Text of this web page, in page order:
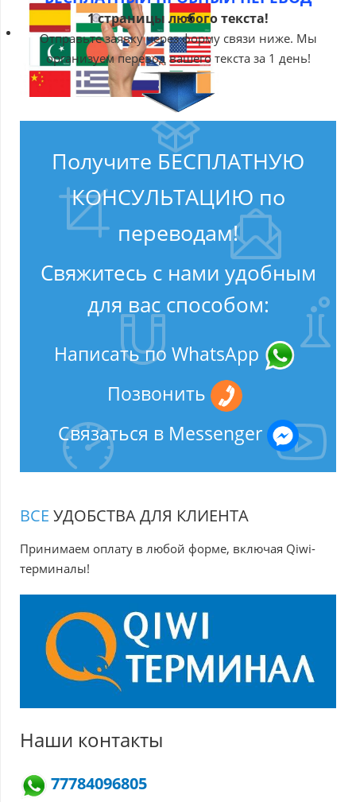
1 страницы любого текста!
Отправьте заявку через форму связи ниже. Мы
организуем перевод вашего текста за 1 день!
Получите БЕСПЛАТНУЮ
КОНСУЛЬТАЦИЮ по
переводам!
Свяжитесь с нами удобным
для вас способом:
Написать по WhatsApp
Позвонить
Связаться в Messenger
ВСЕ УДОБСТВА ДЛЯ КЛИЕНТА
Принимаем оплату в любой форме, включая Qiwi-
терминалы!
Наши контакты
77784096805